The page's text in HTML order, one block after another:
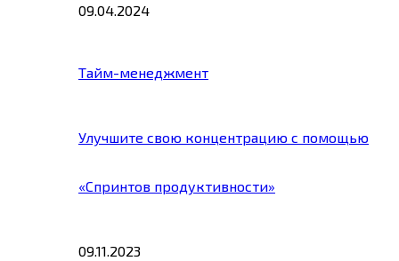
09.04.2024
Тайм-менеджмент
Улучшите свою концентрацию с помощью
«Спринтов продуктивности»
09.11.2023